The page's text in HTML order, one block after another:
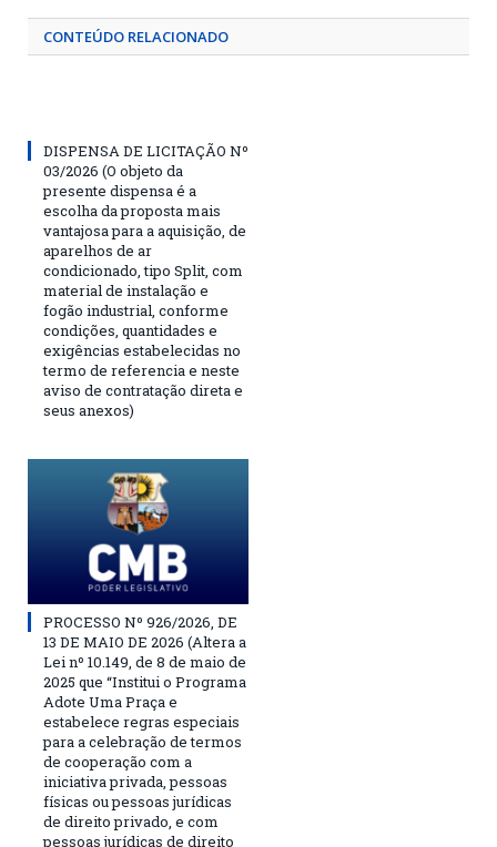
CONTEÚDO RELACIONADO
DISPENSA DE LICITAÇÃO Nº
03/2026 (O objeto da
presente dispensa é a
escolha da proposta mais
vantajosa para a aquisição, de
aparelhos de ar
condicionado, tipo Split, com
material de instalação e
fogão industrial, conforme
condições, quantidades e
exigências estabelecidas no
termo de referencia e neste
aviso de contratação direta e
seus anexos)
PROCESSO Nº 926/2026, DE
13 DE MAIO DE 2026 (Altera a
Lei nº 10.149, de 8 de maio de
2025 que “Institui o Programa
Adote Uma Praça e
estabelece regras especiais
para a celebração de termos
de cooperação com a
iniciativa privada, pessoas
físicas ou pessoas jurídicas
de direito privado, e com
pessoas jurídicas de direito